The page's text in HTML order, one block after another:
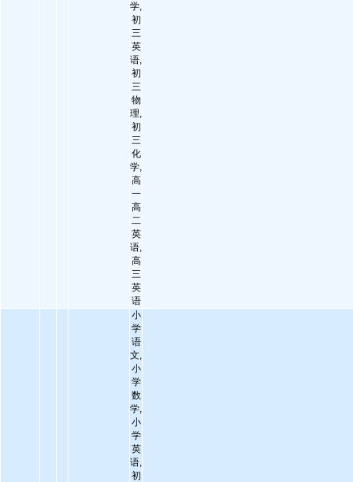
学,
初
三
英
语,
初
三
物
理,
初
三
化
学,
高
一
高
二
英
语,
高
三
英
语
小
学
语
文,
小
学
数
学,
小
学
英
语,
初